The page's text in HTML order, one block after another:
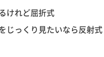
けれど屈折式
じっくり見たいなら反射式